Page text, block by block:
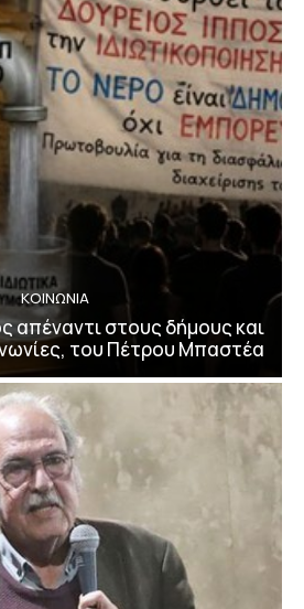
ΚΟΙΝΩΝΙΑ
απέναντι στους δήμους και
του Πέτρου Μπαστέα